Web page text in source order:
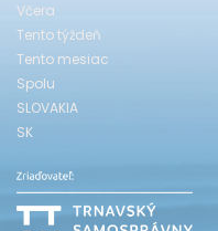
Včera
Tento týždeň
Tento mesiac
Spolu
SLOVAKIA
SK